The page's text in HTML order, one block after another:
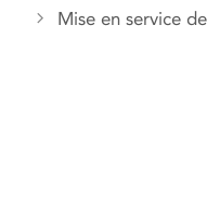
Navigation
Mise en service